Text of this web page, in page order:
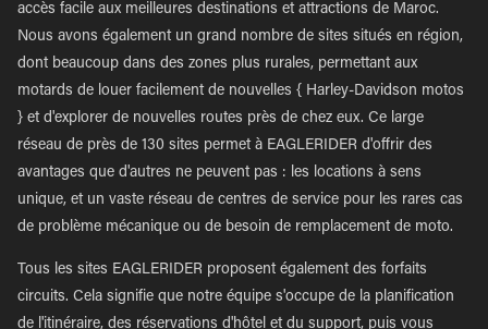
accès facile aux meilleures destinations et attractions de Maroc.
Nous avons également un grand nombre de sites situés en région,
dont beaucoup dans des zones plus rurales, permettant aux
motards de louer facilement de nouvelles { Harley-Davidson motos
} et d'explorer de nouvelles routes près de chez eux. Ce large
réseau de près de 130 sites permet à EAGLERIDER d'offrir des
avantages que d'autres ne peuvent pas : les locations à sens
unique, et un vaste réseau de centres de service pour les rares cas
de problème mécanique ou de besoin de remplacement de moto.
Tous les sites EAGLERIDER proposent également des forfaits
circuits. Cela signifie que notre équipe s'occupe de la planification
de l'itinéraire, des réservations d'hôtel et du support, puis vous